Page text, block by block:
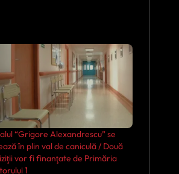
“Grigore Alexandrescu” se
în plin val de caniculă / Două
vor fi finanţate de Primăria
1